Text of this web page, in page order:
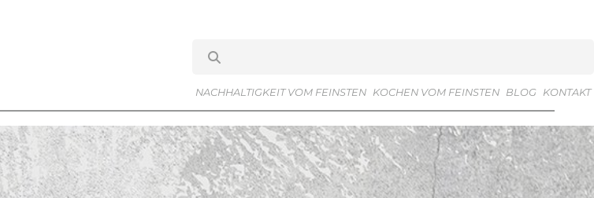
NACHHALTIGKEIT VOM FEINSTEN KOCHEN VOM FEINSTEN BLOG KONTAKT